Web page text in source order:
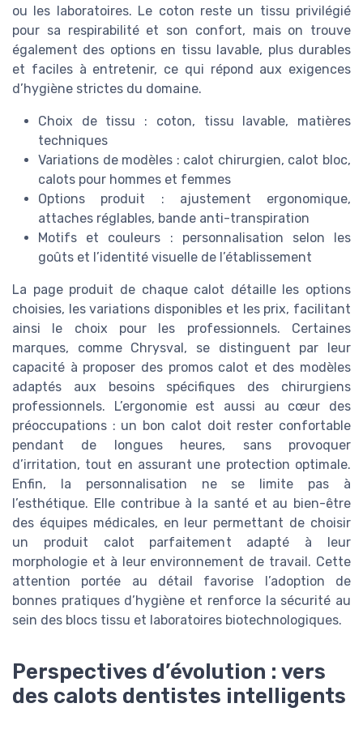
ou les laboratoires. Le coton reste un tissu privilégié
pour sa respirabilité et son confort, mais on trouve
également des options en tissu lavable, plus durables
et faciles à entretenir, ce qui répond aux exigences
d’hygiène strictes du domaine.
Choix de tissu : coton, tissu lavable, matières
techniques
Variations de modèles : calot chirurgien, calot bloc,
calots pour hommes et femmes
Options produit : ajustement ergonomique,
attaches réglables, bande anti-transpiration
Motifs et couleurs : personnalisation selon les
goûts et l’identité visuelle de l’établissement
La page produit de chaque calot détaille les options
choisies, les variations disponibles et les prix, facilitant
ainsi le choix pour les professionnels. Certaines
marques, comme Chrysval, se distinguent par leur
capacité à proposer des promos calot et des modèles
adaptés aux besoins spécifiques des chirurgiens
professionnels. L’ergonomie est aussi au cœur des
préoccupations : un bon calot doit rester confortable
pendant de longues heures, sans provoquer
d’irritation, tout en assurant une protection optimale.
Enfin, la personnalisation ne se limite pas à
l’esthétique. Elle contribue à la santé et au bien-être
des équipes médicales, en leur permettant de choisir
un produit calot parfaitement adapté à leur
morphologie et à leur environnement de travail. Cette
attention portée au détail favorise l’adoption de
bonnes pratiques d’hygiène et renforce la sécurité au
sein des blocs tissu et laboratoires biotechnologiques.
Perspectives d’évolution : vers
des calots dentistes intelligents